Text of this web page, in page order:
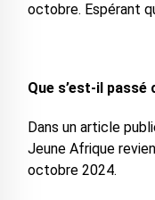
octobre. Espérant
Que s’est-il passé
Dans un article
Jeune Afrique
octobre 2024.